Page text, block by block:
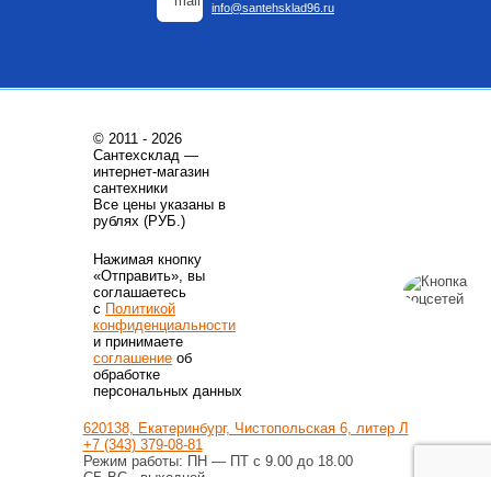
info@santehsklad96.ru
© 2011 - 2026
Сантехсклад —
интернет-магазин
сантехники
Все цены указаны в
рублях (РУБ.)
Нажимая кнопку
«Отправить», вы
соглашаетесь
с Политикой
конфиденциальности
и принимаете
соглашениеоб
обработке
персональных данных
620138, Екатеринбург, Чистопольская 6, литер Л
+7 (343) 379-08-81
Режим работы: ПН — ПТ с 9.00 до 18.00